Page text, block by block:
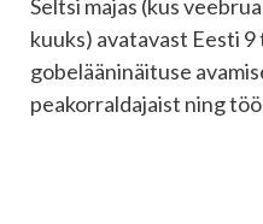
Seltsi majas (kus
kuuks) avatavast Eesti
gobelääninäituse
peakorraldajaist ning